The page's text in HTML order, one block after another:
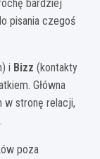
bardziej
pisania czegoś
i Bizz (kontakty
Główna
w stronę relacji,
poza